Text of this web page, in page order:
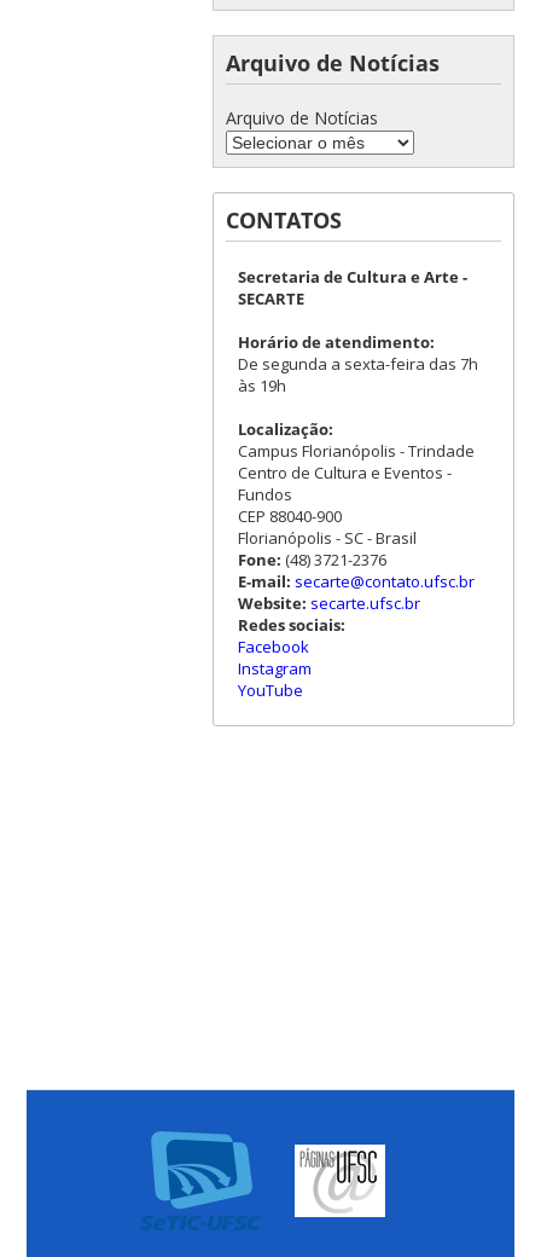
Arquivo de Notícias
Arquivo de Notícias
CONTATOS
Secretaria de Cultura e Arte -
SECARTE
Horário de atendimento:
De segunda a sexta-feira das 7h
às 19h
Localização:
Campus Florianópolis - Trindade
Centro de Cultura e Eventos -
Fundos
CEP 88040-900
Florianópolis - SC - Brasil
Fone: (48) 3721-2376
E-mail: secarte@contato.ufsc.br
Website: secarte.ufsc.br
Redes sociais:
Facebook
Instagram
YouTube